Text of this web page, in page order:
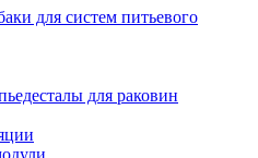
для систем питьевого
для раковин